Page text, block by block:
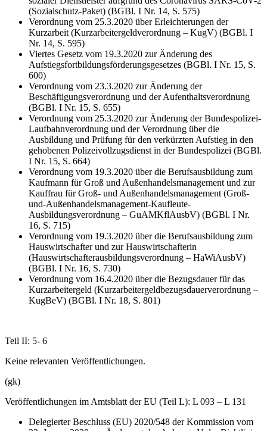
(Sozialschutz-Paket) (BGBl. I Nr. 14, S. 575)
Verordnung vom 25.3.2020 über Erleichterungen der
Kurzarbeit (Kurzarbeitergeldverordnung – KugV) (BGBl. I
Nr. 14, S. 595)
Viertes Gesetz vom 19.3.2020 zur Änderung des
Aufstiegsfortbildungsförderungsgesetzes (BGBl. I Nr. 15, S.
600)
Verordnung vom 23.3.2020 zur Änderung der
Beschäftigungsverordnung und der Aufenthaltsverordnung
(BGBl. I Nr. 15, S. 655)
Verordnung vom 25.3.2020 zur Änderung der Bundespolizei-
Laufbahnverordnung und der Verordnung über die
Ausbildung und Prüfung für den verkürzten Aufstieg in den
gehobenen Polizeivollzugsdienst in der Bundespolizei (BGBl.
I Nr. 15, S. 664)
Verordnung vom 19.3.2020 über die Berufsausbildung zum
Kaufmann für Groß und Außenhandelsmanagement und zur
Kauffrau für Groß- und Außenhandelsmanagement (Groß-
und-Außenhandelsmanagement-Kaufleute-
Ausbildungsverordnung – GuAMKflAusbV) (BGBl. I Nr.
16, S. 715)
Verordnung vom 19.3.2020 über die Berufsausbildung zum
Hauswirtschafter und zur Hauswirtschafterin
(Hauswirtschafterausbildungsverordnung – HaWiAusbV)
(BGBl. I Nr. 16, S. 730)
Verordnung vom 16.4.2020 über die Bezugsdauer für das
Kurzarbeitergeld (Kurzarbeitergeldbezugsdauerverordnung –
KugBeV) (BGBl. I Nr. 18, S. 801)
Teil II: 5- 6
Keine relevanten Veröffentlichungen.
(gk)
Veröffentlichungen im Amtsblatt der EU (Teil L): L 093 – L 131
Delegierter Beschluss (EU) 2020/548 der Kommission vom